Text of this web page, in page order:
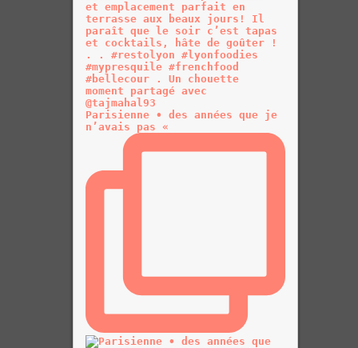
Parisienne • des années que je
n’avais pas «